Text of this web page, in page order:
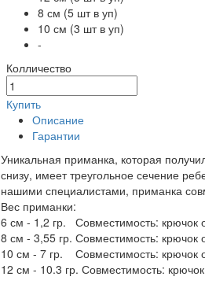
8 см (5 шт в уп)
10 см (3 шт в уп)
-
Колличество
Купить
Описание
Гарантии
Уникальная приманка, которая
снизу, имеет треугольное сечение
нашими специалистами, приманка
Вес приманки:
6 см - 1,2 гр. Совместимость:
8 см - 3,55 гр. Совместимость:
10 см - 7 гр. Совместимость:
12 см - 10.3 гр. Совместимость: